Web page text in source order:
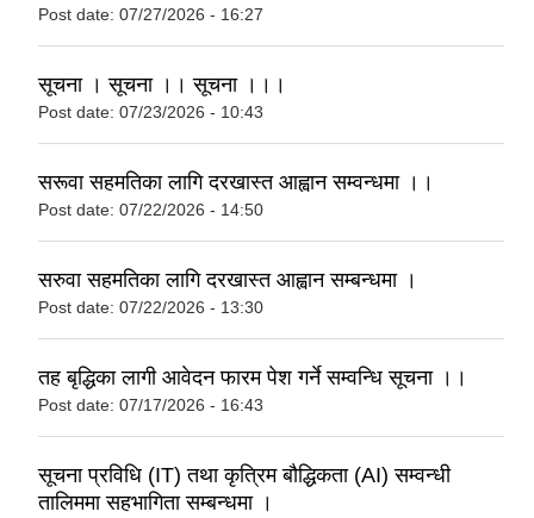
Post date: 07/27/2026 - 16:27
सूचना । सूचना ।। सूचना ।।।
Post date: 07/23/2026 - 10:43
सरूवा सहमतिका लागि दरखास्त आह्वान सम्वन्धमा ।।
Post date: 07/22/2026 - 14:50
सरुवा सहमतिका लागि दरखास्त आह्वान सम्बन्धमा ।
Post date: 07/22/2026 - 13:30
तह बृद्धिका लागी आवेदन फारम पेश गर्ने सम्वन्धि सूचना ।।
Post date: 07/17/2026 - 16:43
सूचना प्रविधि (IT) तथा कृत्रिम बौद्धिकता (AI) सम्वन्धी
तालिममा सहभागिता सम्बन्धमा ।